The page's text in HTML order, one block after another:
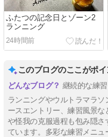
ふたつの記念日とゾーン2
ランニング
24時間前
このブログのここがポイ
継続的な練
ランニングやウルトラマラ
ースエントリー、練習風景
や怪我の克服過程も包み隠さ
ています。多彩な練習メニ